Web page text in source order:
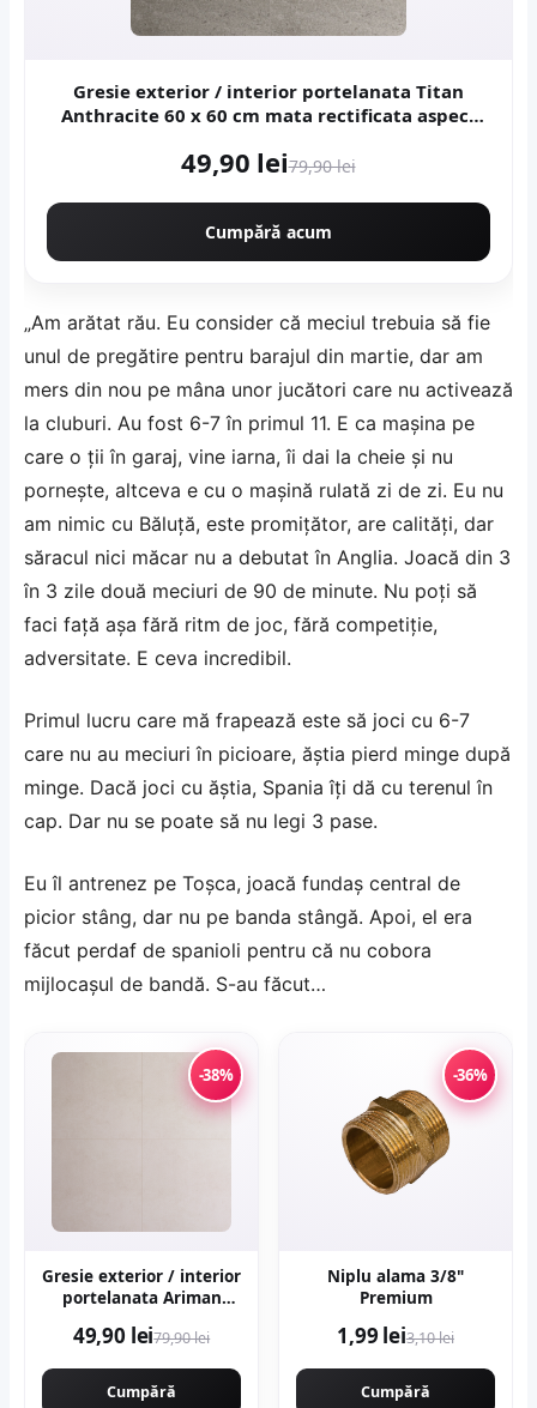
Gresie exterior / interior portelanata Titan
Anthracite 60 x 60 cm mata rectificata aspect
49,90 lei79,90 lei
Cumpără acum
„Am arătat rău. Eu consider că meciul trebuia să fie
unul de pregătire pentru barajul din martie, dar am
mers din nou pe mâna unor jucători care nu activează
la cluburi. Au fost 6-7 în primul 11. E ca maşina pe
care o ţii în garaj, vine iarna, îi dai la cheie şi nu
porneşte, altceva e cu o maşină rulată zi de zi. Eu nu
am nimic cu Băluţă, este promiţător, are calităţi, dar
săracul nici măcar nu a debutat în Anglia. Joacă din 3
în 3 zile două meciuri de 90 de minute. Nu poţi să
faci faţă aşa fără ritm de joc, fără competiţie,
adversitate. E ceva incredibil.
Primul lucru care mă frapează este să joci cu 6-7
care nu au meciuri în picioare, ăştia pierd minge după
minge. Dacă joci cu ăştia, Spania îţi dă cu terenul în
cap. Dar nu se poate să nu legi 3 pase.
Eu îl antrenez pe Toşca, joacă fundaş central de
picior stâng, dar nu pe banda stângă. Apoi, el era
făcut perdaf de spanioli pentru că nu cobora
mijlocaşul de bandă. S-au făcut…
-38%
Gresie exterior / interior
portelanata Ariman
rectificata aspect
49,90 lei79,90 lei
Cumpără
-36%
Niplu alama 3/8"
Premium
1,99 lei3,10 lei
Cumpără